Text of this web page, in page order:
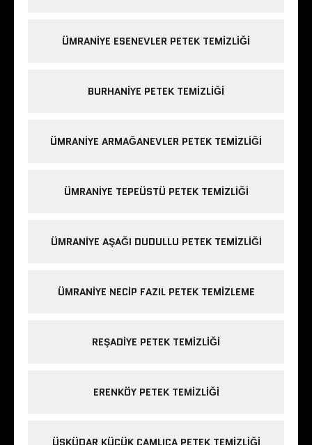
ÜMRANIYE ESENEVLER PETEK TEMIZLIĞI
BURHANIYE PETEK TEMIZLIĞI
ÜMRANIYE ARMAĞANEVLER PETEK TEMIZLIĞI
ÜMRANIYE TEPEÜSTÜ PETEK TEMIZLIĞI
ÜMRANIYE AŞAĞI DUDULLU PETEK TEMIZLIĞI
ÜMRANIYE NECIP FAZIL PETEK TEMIZLEME
REŞADIYE PETEK TEMIZLIĞI
ERENKÖY PETEK TEMIZLIĞI
ÜSKÜDAR KÜÇÜK ÇAMLICA PETEK TEMIZLIĞI